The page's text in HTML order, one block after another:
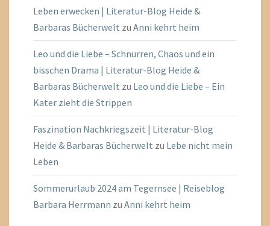
Leben erwecken | Literatur-Blog Heide &
Barbaras Bücherwelt zu Anni kehrt heim
Leo und die Liebe – Schnurren, Chaos und ein
bisschen Drama | Literatur-Blog Heide &
Barbaras Bücherwelt zu Leo und die Liebe – Ein
Kater zieht die Strippen
Faszination Nachkriegszeit | Literatur-Blog
Heide & Barbaras Bücherwelt zu Lebe nicht mein
Leben
Sommerurlaub 2024 am Tegernsee | Reiseblog
Barbara Herrmann zu Anni kehrt heim